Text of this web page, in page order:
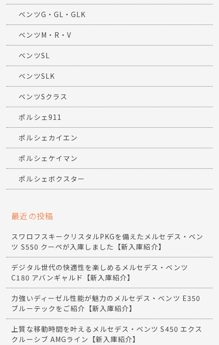
ベンツG・GL・GLK
ベンツM・R・V
ベンツSL
ベンツSLK
ベンツSクラス
ポルシェ911
ポルシェカイエン
ポルシェケイマン
ポルシェボクスター
最近の投稿
スワロフスキークリスタルPKGを備えたメルセデス・ベン
ツ S550 クーペが入庫しました【新入庫紹介】
デジタル世代の快適性を楽しめるメルセデス・ベンツ
C180 アバンギャルド【新入庫紹介】
力強いディーゼル性能が魅力のメルセデス・ベンツ E350
ブルーテックをご紹介【新入庫紹介】
上質な移動時間を叶えるメルセデス・ベンツ S450 エクス
クルーシブ AMGライン【新入庫紹介】